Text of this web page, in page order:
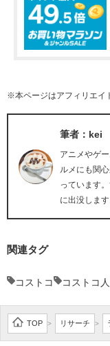
※本ページはアフィリエイ
筆者：kei
アニメやゲ
ルメにも関
っています
に出没します
関連タグ
コストコ コストコ
TOP > リサーチ >